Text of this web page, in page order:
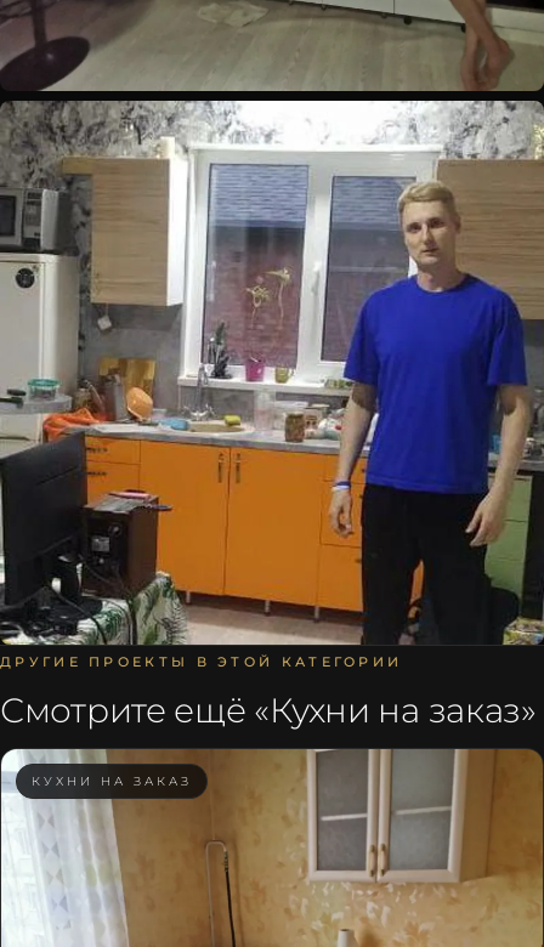
ДРУГИЕ ПРОЕКТЫ В ЭТОЙ КАТЕГОРИИ
Смотрите ещё «Кухни на заказ»
КУХНИ НА ЗАКАЗ